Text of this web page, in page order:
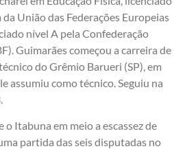
União das Federações Europeias
nível A pela Confederação
Guimarães começou a carreira de
do Grêmio Barueri (SP), em
assumiu como técnico. Seguiu na
Itabuna em meio a escassez de
partida das seis disputadas no